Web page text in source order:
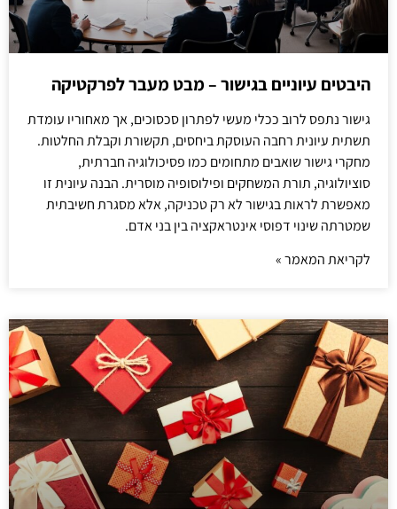
היבטים עיוניים בגישור – מבט מעבר לפרקטיקה
גישור נתפס לרוב ככלי מעשי לפתרון סכסוכים, אך מאחוריו עומדת
תשתית עיונית רחבה העוסקת ביחסים, תקשורת וקבלת החלטות.
מחקרי גישור שואבים מתחומים כמו פסיכולוגיה חברתית,
סוציולוגיה, תורת המשחקים ופילוסופיה מוסרית. הבנה עיונית זו
מאפשרת לראות בגישור לא רק טכניקה, אלא מסגרת חשיבתית
שמטרתה שינוי דפוסי אינטראקציה בין בני אדם.
לקריאת המאמר »